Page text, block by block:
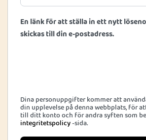
En länk för att ställa in ett nytt
skickas till din e-postadress.
Dina personuppgifter kommer att
din upplevelse på denna webbplats, för
till ditt konto och för andra syften som
integritetspolicy-sida.